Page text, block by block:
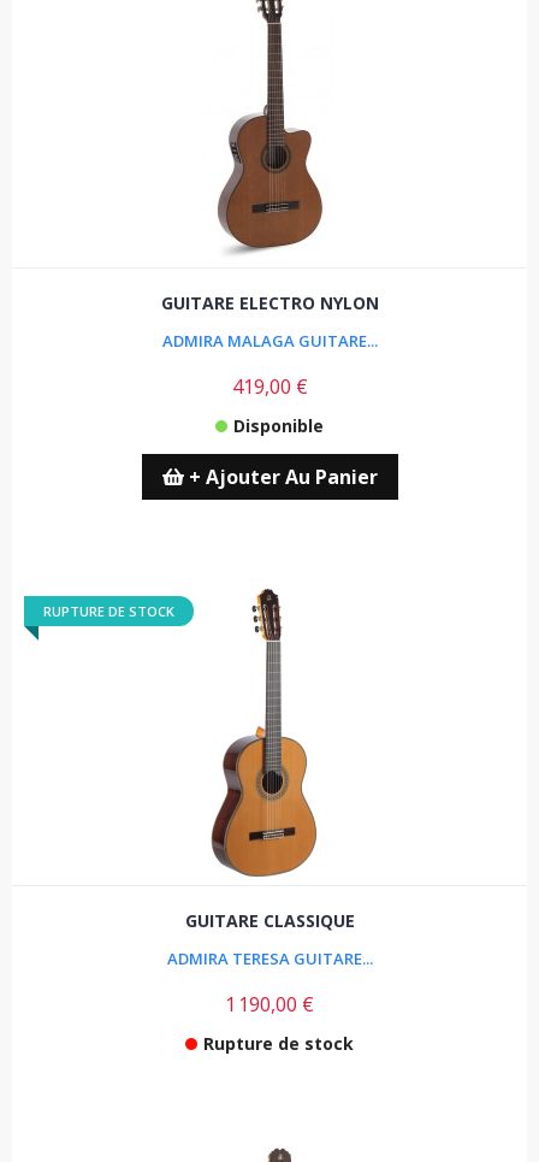
GUITARE ELECTRO NYLON
ADMIRA MALAGA GUITARE...
419,00 €
Disponible
+ Ajouter Au Panier
RUPTURE DE STOCK
GUITARE CLASSIQUE
ADMIRA TERESA GUITARE...
1 190,00 €
Rupture de stock